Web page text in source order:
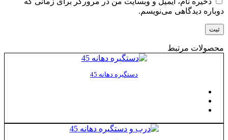
دوباره دیدگاهی می‌نویسم.
محصولات مرتبط
دستگیره دهانه 45